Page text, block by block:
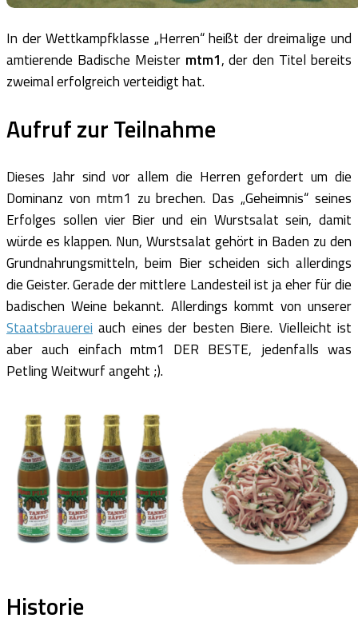
In der Wettkampfklasse „Herren“ heißt der dreimalige und
amtierende Badische Meistermtm1, der den Titel bereits
zweimal erfolgreich verteidigt hat.
Aufruf zur Teilnahme
Dieses Jahr sind vor allem die Herren gefordert um die
Dominanz von mtm1 zu brechen. Das „Geheimnis“ seines
Erfolges sollen vier Bier und ein Wurstsalat sein, damit
würde es klappen. Nun, Wurstsalat gehört in Baden zu den
Grundnahrungsmitteln, beim Bier scheiden sich allerdings
die Geister. Gerade der mittlere Landesteil ist ja eher für die
badischen Weine bekannt. Allerdings kommt von unserer
Staatsbrauerei auch eines der besten Biere. Vielleicht ist
aber auch einfach mtm1 DER BESTE, jedenfalls was
Petling Weitwurf angeht ;).
Historie